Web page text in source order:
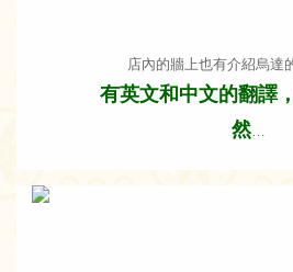
店內的牆上也有介紹烏達
有英文和中文的翻譯
然…